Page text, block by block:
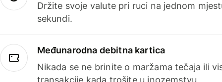
Držite svoje valute pri ruci na jednom
sekundi.
Međunarodna debitna kartica
Nikada se ne brinite o maržama tečaja ili
transakcije kada trošite u inozemstvu.